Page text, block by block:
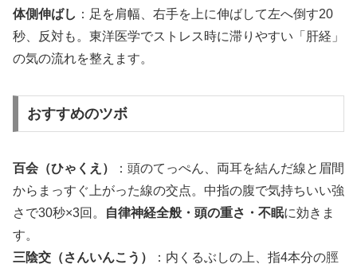
体側伸ばし ：足を肩幅、右手を上に伸ばして左へ倒す20
秒、反対も。東洋医学でストレス時に滞りやすい「肝経」
の気の流れを整えます。
おすすめのツボ
百会（ひゃくえ）
：頭のてっぺん、両耳を結んだ線と眉間
からまっすぐ上がった線の交点。中指の腹で気持ちいい強
さで30秒×3回。
自律神経全般・頭の重さ・不眠に効きま
す。
三陰交（さんいんこう）
：内くるぶしの上、指4本分の脛